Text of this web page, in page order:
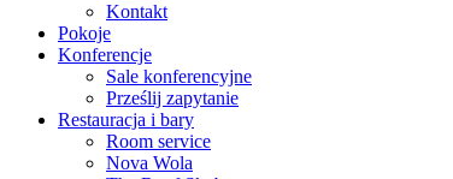
Kontakt
Pokoje
Konferencje
Sale konferencyjne
Prześlij zapytanie
Restauracja i bary
Room service
Nova Wola